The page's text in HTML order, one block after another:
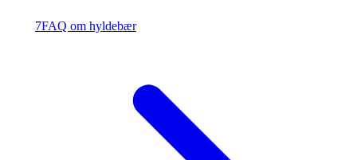
7FAQ om hyldebær